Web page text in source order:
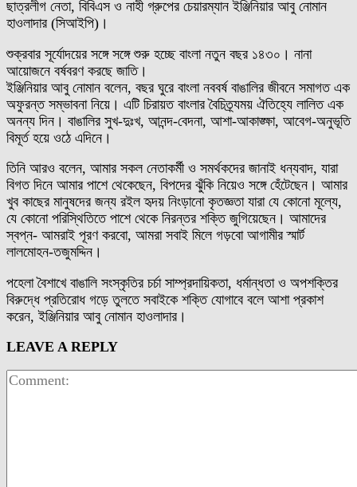
ছাত্রলীগ নেতা, বিবিএস ও নাহী গ্রুপের চেয়ারম্যান ইঞ্জিনিয়ার আবু নোমান
হাওলাদার (সিআইপি)।
শুক্রবার সূর্যোদয়ের সঙ্গে সঙ্গে শুরু হচ্ছে বাংলা নতুন বছর ১৪৩০। নানা
আয়োজনে বর্ষবরণ করছে জাতি।
ইঞ্জিনিয়ার আবু নোমান বলেন, বছর ঘুরে বাংলা নববর্ষ বাঙালির জীবনে সমাগত এক
অফুরন্ত সম্ভাবনা নিয়ে। এটি চিরায়ত বাংলার বৈচিত্র্যময় ঐতিহ্যে লালিত এক
অনন্য দিন। বাঙালির সুখ-দুঃখ, আনন্দ-বেদনা, আশা-আকাঙ্ক্ষা, আবেগ-অনুভূতি
বিমূর্ত হয়ে ওঠে এদিনে।
তিনি আরও বলেন, আমার সকল নেতাকর্মী ও সমর্থকদের জানাই ধন্যবাদ, যারা
বিগত দিনে আমার পাশে থেকেছেন, বিপদের ঝুঁকি নিয়েও সঙ্গে হেঁটেছেন। আমার
খুব কাছের মানুষদের জন্য রইল হৃদয় নিংড়ানো কৃতজ্ঞতা যারা যে কোনো মূল্যে,
যে কোনো পরিস্থিতিতে পাশে থেকে নিরন্তর শক্তি জুগিয়েছেন। আমাদের
স্বপ্ন- আমরাই পূরণ করবো, আমরা সবাই মিলে গড়বো আগামীর স্মার্ট
লালমোহন-তজুমদ্দিন।
পহেলা বৈশাখে বাঙালি সংস্কৃতির চর্চা সাম্প্রদায়িকতা, ধর্মান্ধতা ও অপশক্তির
বিরুদ্ধে প্রতিরোধ গড়ে তুলতে সবাইকে শক্তি যোগাবে বলে আশা প্রকাশ
করেন, ইঞ্জিনিয়ার আবু নোমান হাওলাদার।
LEAVE A REPLY